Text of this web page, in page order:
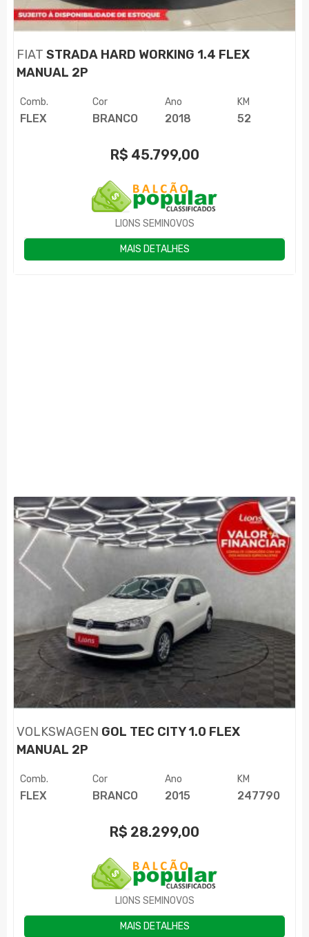
FIAT STRADA HARD WORKING 1.4 FLEX
MANUAL 2P
Comb.
FLEX
Cor
BRANCO
Ano
2018
KM
52
R$ 45.799,00
LIONS SEMINOVOS
MAIS DETALHES
VOLKSWAGEN GOL TEC CITY 1.0 FLEX
MANUAL 2P
Comb.
FLEX
Cor
BRANCO
Ano
2015
KM
247790
R$ 28.299,00
LIONS SEMINOVOS
MAIS DETALHES